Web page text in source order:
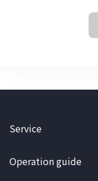
Service
Operation guide